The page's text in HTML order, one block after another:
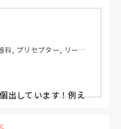
人さんを見ているた
導につく回数が多い
ある技術や自立もら
といいよ！と会った
声をかけづらいのか
科, プリセプター, リーダ
出しています！例え